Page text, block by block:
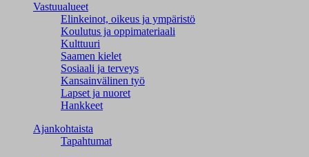
Vastuualueet
Elinkeinot, oikeus ja ympäristö
Koulutus ja oppimateriaali
Kulttuuri
Saamen kielet
Sosiaali ja terveys
Kansainvälinen työ
Lapset ja nuoret
Hankkeet
Ajankohtaista
Tapahtumat